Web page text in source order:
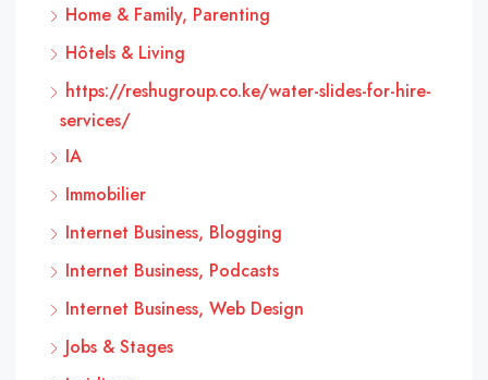
Home & Family, Parenting
Hôtels & Living
https://reshugroup.co.ke/water-slides-for-hire-
services/
IA
Immobilier
Internet Business, Blogging
Internet Business, Podcasts
Internet Business, Web Design
Jobs & Stages